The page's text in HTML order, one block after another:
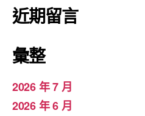
近期留言
彙整
2026 年 7 月
2026 年 6 月